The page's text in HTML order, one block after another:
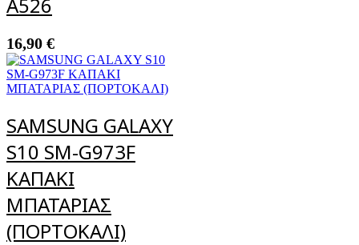
A526
16,90 €
SAMSUNG GALAXY
S10 SM-G973F
ΚΑΠΑΚΙ
ΜΠΑΤΑΡΙΑΣ
(ΠΟΡΤΟΚΑΛΙ)